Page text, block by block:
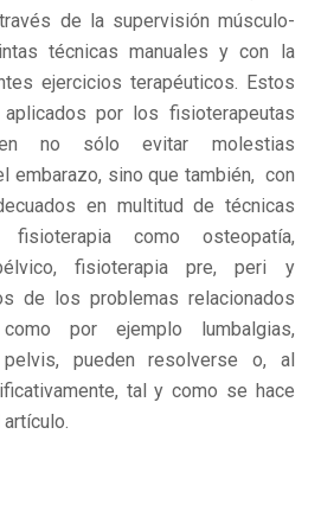
de la supervisión músculo-
técnicas manuales y con la
ejercicios terapéuticos. Estos
por los fisioterapeutas
no sólo evitar molestias
embarazo, sino que también, con
en multitud de técnicas
como osteopatía,
fisioterapia pre, peri y
de los problemas relacionados
por ejemplo lumbalgias,
pueden resolverse o, al
tal y como se hace